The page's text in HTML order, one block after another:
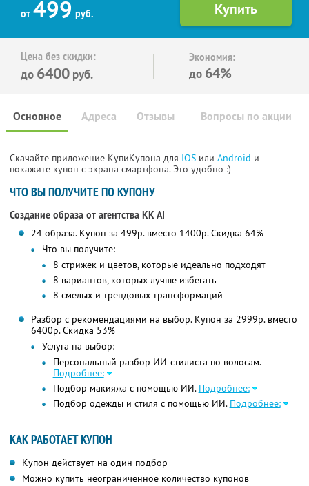
от 499 руб.
Цена без скидки:
до 6400 руб.
Экономия:
до 64%
Основное Отзывы Вопросы по акции
Адреса
Скачайте приложение КупиКупона для IOS или Android и
покажите купон с экрана смартфона. Это удобно :)
ЧТО ВЫ ПОЛУЧИТЕ ПО КУПОНУ
Создание образа от агентства KK AI
24 образа. Купон за 499р. вместо 1400р. Скидка 64%
Что вы получите:
8 стрижек и цветов, которые идеально подходят
8 вариантов, которых лучше избегать
8 смелых и трендовых трансформаций
Разбор с рекомендациями на выбор. Купон за 2999р. вместо
6400р. Скидка 53%
Услуга на выбор:
Персональный разбор ИИ-стилиста по волосам.
Подробнее:
Подбор макияжа с помощью ИИ. Подробнее:
Подбор одежды и стиля с помощью ИИ. Подробнее:
КАК РАБОТАЕТ КУПОН
Купон действует на один подбор
Можно купить неограниченное количество купонов